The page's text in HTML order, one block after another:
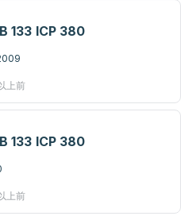
133 ICP 380
上前
133 ICP 380
上前